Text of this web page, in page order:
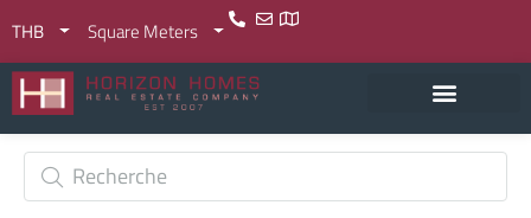
THB Square Meters